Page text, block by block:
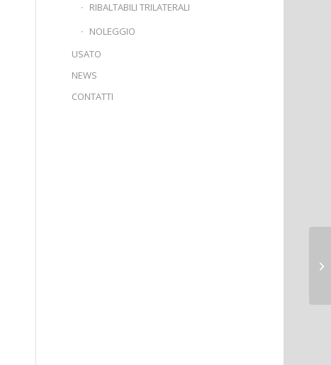
RIBALTABILI TRILATERALI
NOLEGGIO
USATO
NEWS
CONTATTI